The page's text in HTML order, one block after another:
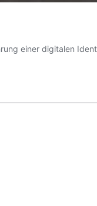
einer digitalen